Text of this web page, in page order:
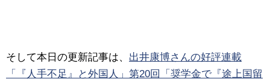
そして本日の更新記事は、 出井康博さんの好評連載
「『人手不足』と外国人」第20回「奨学金で『途上国留